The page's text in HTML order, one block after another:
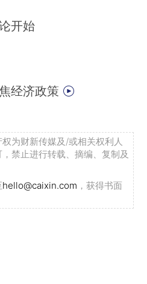
开始
经济政策
为财新传媒及/或相关权利人
禁止进行转载、摘编、复制及
hello@caixin.com ，获得书面